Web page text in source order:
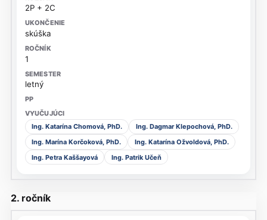
2P + 2C
skúška
1
letný
Ing. Katarína Chomová, PhD.
Ing. Dagmar Klepochová, PhD.
Ing. Marína Korčoková, PhD.
Ing. Katarína Ožvoldová, PhD.
Ing. Petra Kaššayová
Ing. Patrik Učeň
2. ročník